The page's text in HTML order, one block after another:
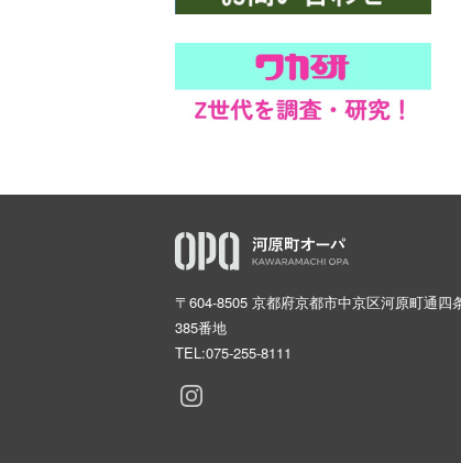
〒604-8505 京都府京都市中京区河原町通四
385番地
TEL:075-255-8111